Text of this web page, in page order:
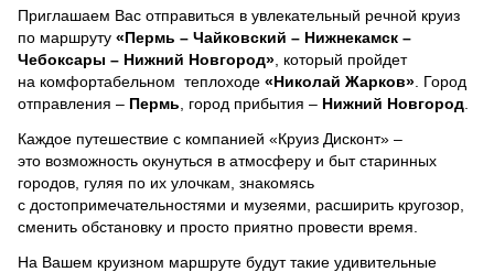
Приглашаем Вас отправиться в увлекательный речной круиз
по маршруту «Пермь – Чайковский – Нижнекамск –
Чебоксары – Нижний Новгород» , который пройдет
на комфортабельном теплоходе «Николай Жарков» . Город
отправления – Пермь , город прибытия – Нижний Новгород
Каждое путешествие с компанией «Круиз Дисконт» –
это возможность окунуться в атмосферу и быт старинных
городов, гуляя по их улочкам, знакомясь
с достопримечательностями и музеями, расширить кругозор,
сменить обстановку и просто приятно провести время.
На Вашем круизном маршруте будут такие удивительные